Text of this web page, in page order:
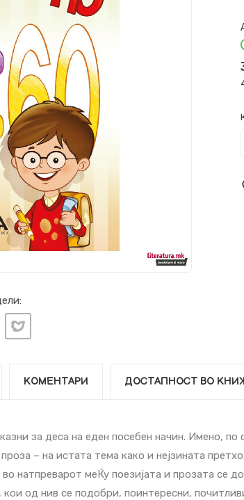
КОМЕНТАРИ ДОСТАПНОСТ ВО
за деcа на еден посебен начин. Имено, по
– на истата тема како и нејзината
во натпреварот меЌу поезијата и прозата се
кои од нив се подобри, поинтересни,